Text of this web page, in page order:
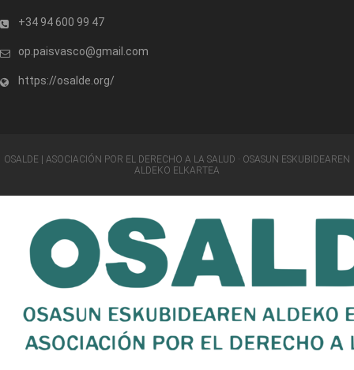
+34 94 600 99 47
op.paisvasco@gmail.com
https://osalde.org/
OSALDE | ASOCIACIÓN POR EL DERECHO A LA SALUD · OSASUN ESKUBIDEAREN
ALDEKO ELKARTEA